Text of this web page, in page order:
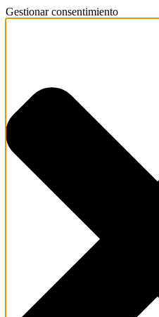
Gestionar consentimiento